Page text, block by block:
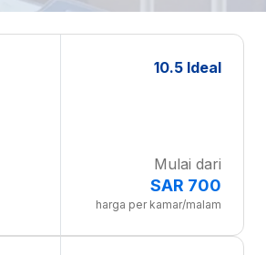
10.5 Ideal
Mulai dari
SAR 700
harga per kamar/malam